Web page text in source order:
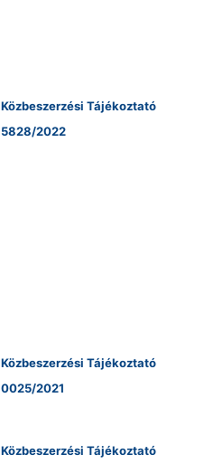
Közbeszerzési Tájékoztató
5828/2022
Közbeszerzési Tájékoztató
0025/2021
Közbeszerzési Tájékoztató